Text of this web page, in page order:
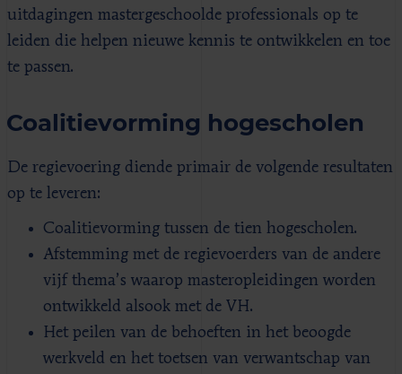
uitdagingen mastergeschoolde professionals op te
leiden die helpen nieuwe kennis te ontwikkelen en toe
te passen.
Coalitievorming hogescholen
De regievoering diende primair de volgende resultaten
op te leveren:
Coalitievorming tussen de tien hogescholen.
Afstemming met de regievoerders van de andere
vijf thema’s waarop masteropleidingen worden
ontwikkeld alsook met de VH.
Het peilen van de behoeften in het beoogde
werkveld en het toetsen van verwantschap van